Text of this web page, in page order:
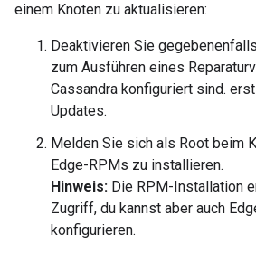
einem Knoten zu aktualisieren:
Deaktivieren Sie
zum Ausführen eines
Cassandra konfiguriert sind.
Updates.
Melden Sie sich als Root beim
Edge-RPMs zu installieren.
Hinweis: Die RPM-Installation
Zugriff, du kannst aber auch
konfigurieren.